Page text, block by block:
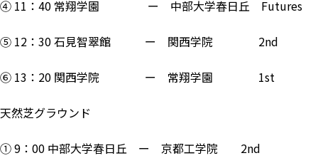
④ 11：40 常翔学園 ー 中部大学春日丘 Futures
⑤ 12：30 石見智翠館 ー 関西学院 2nd
⑥ 13：20 関西学院 ー 常翔学園 1st
天然芝グラウンド
① 9：00 中部大学春日丘 ー 京都工学院 2nd